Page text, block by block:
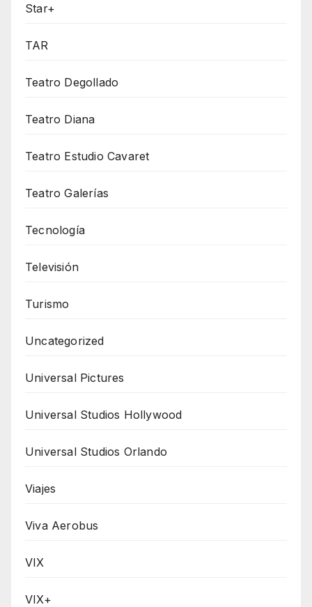
Star+
TAR
Teatro Degollado
Teatro Diana
Teatro Estudio Cavaret
Teatro Galerías
Tecnología
Televisión
Turismo
Uncategorized
Universal Pictures
Universal Studios Hollywood
Universal Studios Orlando
Viajes
Viva Aerobus
VIX
VIX+